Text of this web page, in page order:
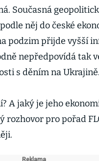
Současná
něj do české
podzim přijde vyšší
nepředpovídá tak
s děním na Ukrajině.
A jaký je jeho
rozhovor pro pořad